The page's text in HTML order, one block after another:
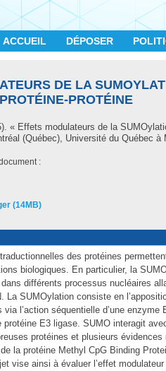
ACCUEIL DÉPOSER
DE LA
PROTÉINE
« Effets modulateurs de la
(Québec), Université du Québec
:
(14MB)
des protéines
biologiques. En particulier, la
différents processus nucléaires
La SUMOylation consiste en
l’action séquentielle d’une enzyme
protéine E3 ligase. SUMO interagit
protéines et plusieurs évidences
la protéine Methyl CpG Binding
vise ainsi à évaluer l’effet